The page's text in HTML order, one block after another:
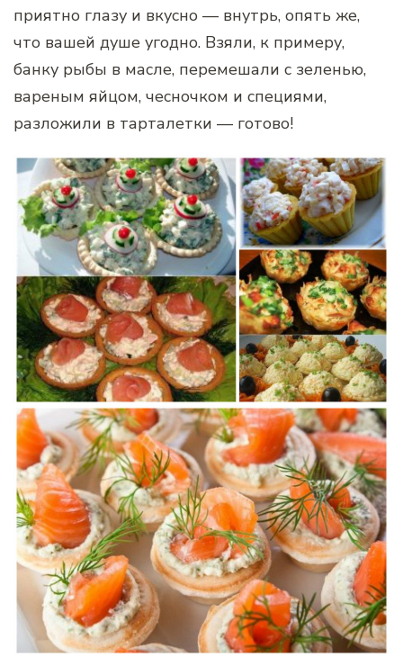
приятно глазу и вкусно — внутрь, опять же,
что вашей душе угодно. Взяли, к примеру,
банку рыбы в масле, перемешали с зеленью,
вареным яйцом, чесночком и специями,
разложили в тарталетки — готово!